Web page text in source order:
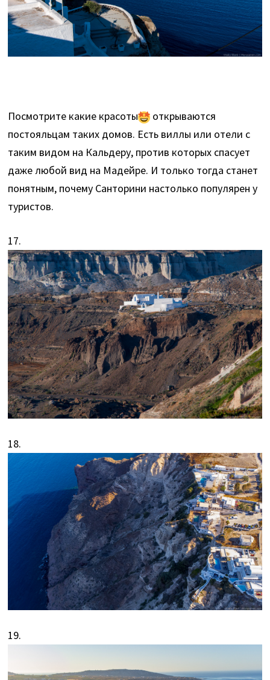
Посмотрите какие красоты
открываются
постояльцам таких домов. Есть виллы или отели с
таким видом на Кальдеру, против которых спасует
даже любой вид на Мадейре. И только тогда станет
понятным, почему Санторини настолько популярен у
туристов.
17.
18.
19.